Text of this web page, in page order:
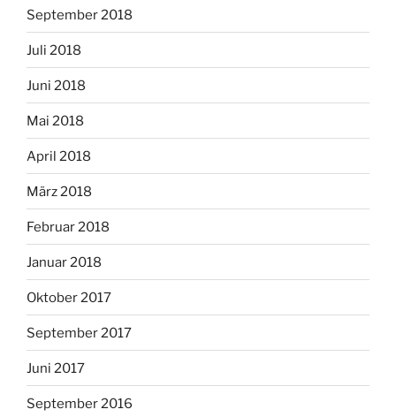
September 2018
Juli 2018
Juni 2018
Mai 2018
April 2018
März 2018
Februar 2018
Januar 2018
Oktober 2017
September 2017
Juni 2017
September 2016